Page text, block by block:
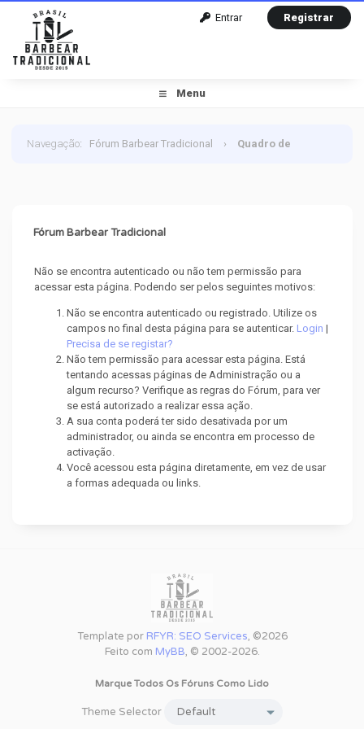
Entrar Registrar
Menu
Navegação: Fórum Barbear Tradicional › Quadro de
Fórum Barbear Tradicional
Não se encontra autenticado ou não tem permissão para
acessar esta página. Podendo ser pelos seguintes motivos:
Não se encontra autenticado ou registrado. Utilize os
campos no final desta página para se autenticar. Login |
Precisa de se registar?
Não tem permissão para acessar esta página. Está
tentando acessas páginas de Administração ou a
algum recurso? Verifique as regras do Fórum, para ver
se está autorizado a realizar essa ação.
A sua conta poderá ter sido desativada por um
administrador, ou ainda se encontra em processo de
activação.
Você acessou esta página diretamente, em vez de usar
a formas adequada ou links.
Template por RFYR: SEO Services, ©2026
Feito com MyBB, © 2002-2026.
Marque Todos Os Fóruns Como Lido
Theme Selector